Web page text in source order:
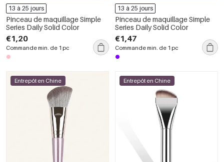
13 à 25 jours
Pinceau de maquillage Simple
Series Daily Solid Color
€1,20
Commande min. de 1 pc
13 à 25 jours
Pinceau de maquillage Simple
Series Daily Solid Color
€1,47
Commande min. de 1 pc
Entrepôt en Chine Entrepôt en Chine